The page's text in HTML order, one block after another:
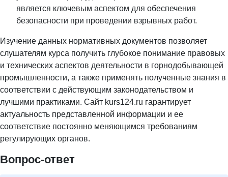
является ключевым аспектом для обеспечения
безопасности при проведении взрывных работ.
Изучение данных нормативных документов позволяет
слушателям курса получить глубокое понимание правовых
и технических аспектов деятельности в горнодобывающей
промышленности, а также применять полученные знания в
соответствии с действующим законодательством и
лучшими практиками. Сайт kurs124.ru гарантирует
актуальность представленной информации и ее
соответствие постоянно меняющимся требованиям
регулирующих органов.
Вопрос-ответ